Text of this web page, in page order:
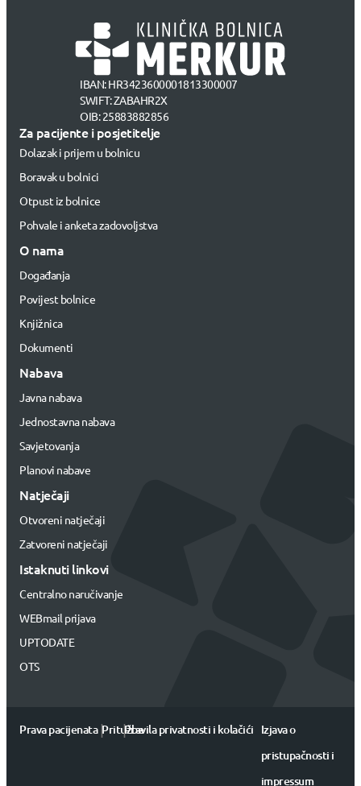
IBAN: HR3423600001813300007
SWIFT: ZABAHR2X
OIB: 25883882856
Za pacijente i posjetitelje
Dolazak i prijem u bolnicu
Boravak u bolnici
Otpust iz bolnice
Pohvale i anketa zadovoljstva
O nama
Događanja
Povijest bolnice
Knjižnica
Dokumenti
Nabava
Javna nabava
Jednostavna nabava
Savjetovanja
Planovi nabave
Natječaji
Otvoreni natječaji
Zatvoreni natječaji
Istaknuti linkovi
Centralno naručivanje
WEBmail prijava
UPTODATE
OTS
Prava pacijenata |Pritužbe
|Pravila privatnosti i kolačići Izjava o
pristupačnosti i
impressum